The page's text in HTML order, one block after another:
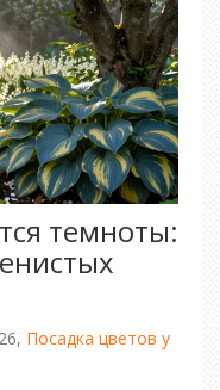
темноты:
Посадка цветов у